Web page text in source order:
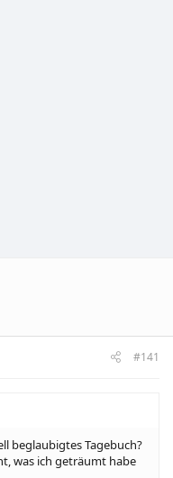
#141
beglaubigtes Tagebuch?
was ich geträumt habe